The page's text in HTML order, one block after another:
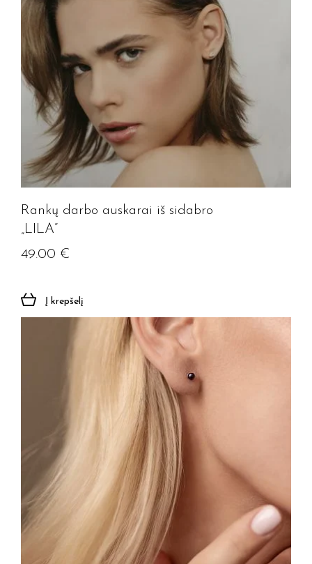
Rankų darbo auskarai iš sidabro
„LILA”
49.00 €
Į krepšelį